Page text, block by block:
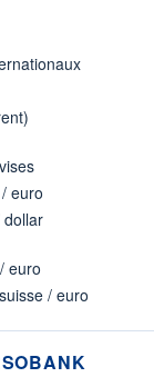
euro
dollar
euro
/ euro